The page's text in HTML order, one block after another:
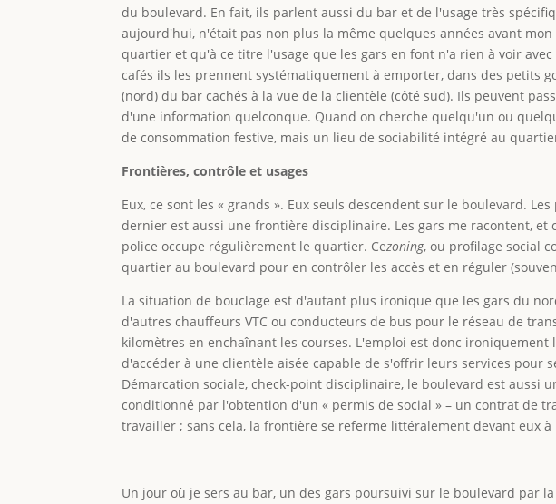
du boulevard. En fait, ils parlent aussi du bar et de l'usage très
aujourd'hui, n'était pas non plus la même quelques années avant
quartier et qu'à ce titre l'usage que les gars en font n'a rien à voir
cafés ils les prennent systématiquement à emporter, dans des petits
(nord) du bar cachés à la vue de la clientèle (côté sud). Ils peuvent
d'une information quelconque. Quand on cherche quelqu'un ou
de consommation festive, mais un lieu de sociabilité intégré au
Frontières, contrôle et usages
Eux, ce sont les « grands ». Eux seuls descendent sur le boulevard.
dernier est aussi une frontière disciplinaire. Les gars me racontent,
police occupe régulièrement le quartier. Cezoning, ou profilage social
quartier au boulevard pour en contrôler les accès et en réguler
La situation de bouclage est d'autant plus ironique que les gars du
d'autres chauffeurs VTC ou conducteurs de bus pour le réseau de
kilomètres en enchaînant les courses. L'emploi est donc
d'accéder à une clientèle aisée capable de s'offrir leurs services
Démarcation sociale, check-point disciplinaire, le boulevard est
conditionné par l'obtention d'un « permis de social » – un contrat de
travailler ; sans cela, la frontière se referme littéralement devant eux
Un jour où je sers au bar, un des gars poursuivi sur le boulevard par